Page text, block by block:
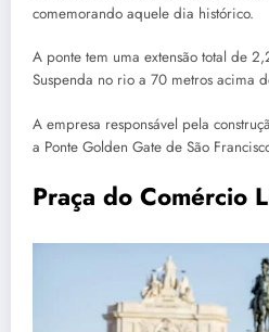
comemorando aquele dia histórico.
A ponte tem uma extensão total de
Suspenda no rio a 70 metros acima
A empresa responsável pela
a Ponte Golden Gate de São
Praça do Comércio